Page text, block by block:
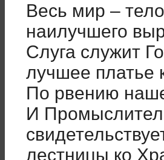
Весь мир –
наилучшего
Слуга служит
лучшее платье
По рвению
И
лестницы ко